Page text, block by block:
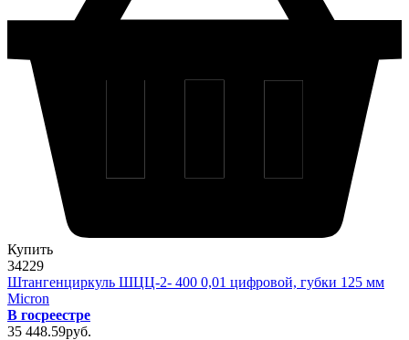
Купить
34229
Штангенциркуль ШЦЦ-2- 400 0,01 цифровой, губки 125 мм
Micron
В госреестре
35 448.59pуб.